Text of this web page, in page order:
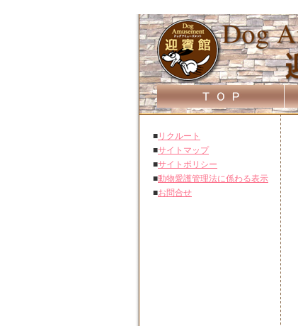
■ リクルート
■サイトマップ
■サイトポリシー
■動物愛護管理法に係わる表示
■お問合せ